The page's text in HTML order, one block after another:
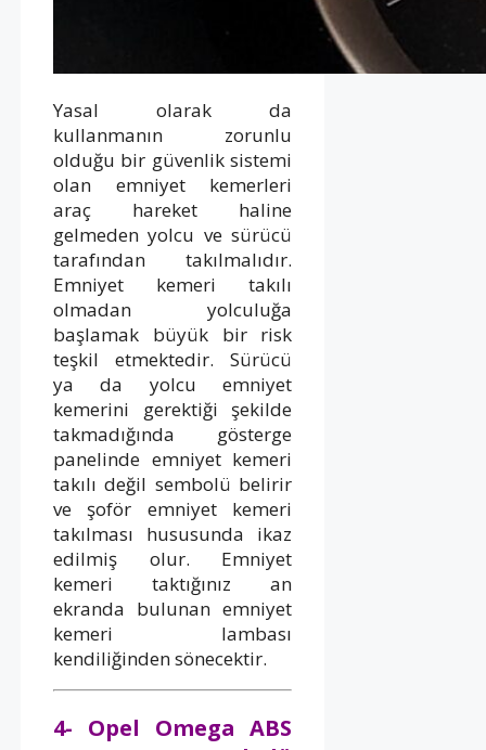
Yasal olarak da
kullanmanın zorunlu
olduğu bir güvenlik sistemi
olan emniyet kemerleri
araç hareket haline
gelmeden yolcu ve sürücü
tarafından takılmalıdır.
Emniyet kemeri takılı
olmadan yolculuğa
başlamak büyük bir risk
teşkil etmektedir. Sürücü
ya da yolcu emniyet
kemerini gerektiği şekilde
takmadığında gösterge
panelinde emniyet kemeri
takılı değil sembolü belirir
ve şoför emniyet kemeri
takılması hususunda ikaz
edilmiş olur. Emniyet
kemeri taktığınız an
ekranda bulunan emniyet
kemeri lambası
kendiliğinden sönecektir.
4- Opel Omega ABS